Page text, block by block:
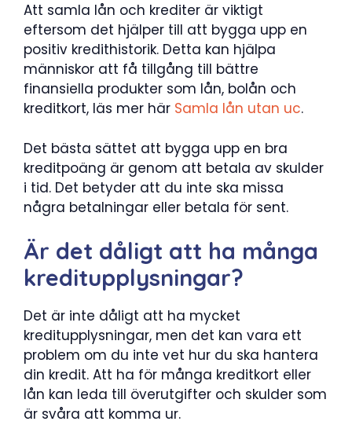
Att samla lån och krediter är viktigt
eftersom det hjälper till att bygga upp en
positiv kredithistorik. Detta kan hjälpa
människor att få tillgång till bättre
finansiella produkter som lån, bolån och
kreditkort, läs mer här Samla lån utan uc.
Det bästa sättet att bygga upp en bra
kreditpoäng är genom att betala av skulder
i tid. Det betyder att du inte ska missa
några betalningar eller betala för sent.
Är det dåligt att ha många
kreditupplysningar?
Det är inte dåligt att ha mycket
kreditupplysningar, men det kan vara ett
problem om du inte vet hur du ska hantera
din kredit. Att ha för många kreditkort eller
lån kan leda till överutgifter och skulder som
är svåra att komma ur.